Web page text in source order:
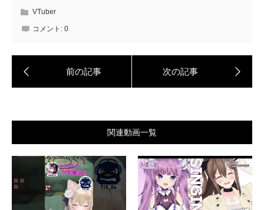
VTuber
コメント: 0
関連動画一覧